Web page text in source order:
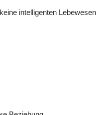
intelligenten Lebewesen